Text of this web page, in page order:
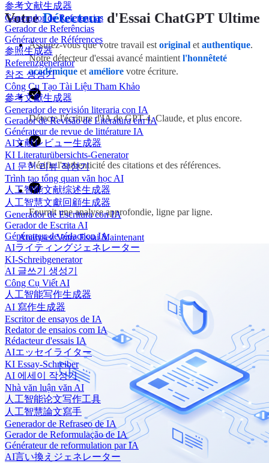
参考文献生成器
Generador de Referencias
Gerador de Referências
Générateur de Références
参照生成器
Referenzgenerator
참조 생성기
Công Cụ Tạo Tài Liệu Tham Khảo
參考文獻生成器
Generador de revisión literaria con IA
Gerador de Revisão de Literatura em IA
Générateur de revue de littérature IA
AI文献レビュー生成器
KI Literaturübersichts-Generator
AI 문헌 리뷰 작성기
Trình tạo tổng quan văn học AI
人工智能文献综述生成器
人工智慧文獻回顧生成器
Generador de Escritura con IA
Gerador de Escrita AI
Générateur de rédaction IA
AIライティングジェネレーター
KI-Schreibgenerator
AI 글쓰기 생성기
Công Cụ Viết AI
人工智能写作生成器
AI 寫作生成器
Escritor de ensayos de IA
Redator de ensaios com IA
Rédacteur d'essais IA
AIエッセイライター
KI Essay-Schreiber
AI 에세이 작성기
Nhà văn luận văn AI
人工智能论文写作工具
人工智慧論文寫手
Generador de Refraseo de IA
Gerador de Reformulação de IA
Générateur de reformulation par IA
AI言い換えジェネレーター
VotreDétecteur d'Essai ChatGPT Ultime
Assurez-vous que votre travail est original et authentique.
Notre détecteur d'essai avancé maintient l'honnêteté
académique et améliore votre écriture.
Détecte l'écriture d'IA de GPT-4, Claude, et plus encore.
Vérifie l'authenticité des citations et des références.
Fournit une analyse approfondie, ligne par ligne.
Analysez Votre Essai Maintenant